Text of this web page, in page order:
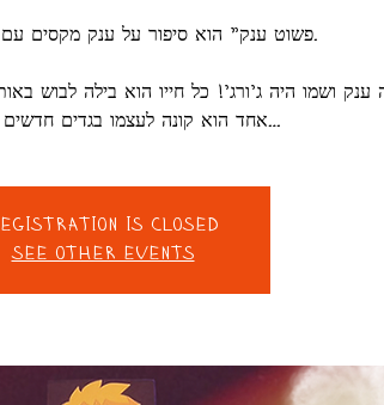
ענק ושמו היה ג'ורג'! כל חייו הוא בילה לבוש
אחד הוא קונה לעצמו בגדים חדשים ואופנתיים…
is closed
See other events